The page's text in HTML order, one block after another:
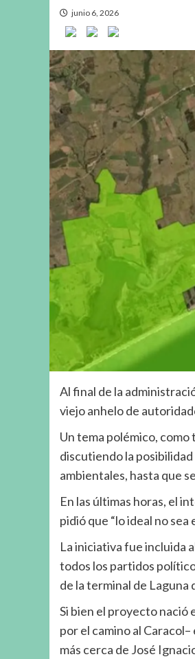
junio 6, 2026
Al final de la
viejo anhelo de
Un tema polémico, como
discutiendo la
ambientales, hasta que
En las últimas horas, el
pidió que “lo ideal no sea
La iniciativa fue incluida
todos los partidos
de la terminal de Laguna
Si bien el proyecto nació
por el camino al
más cerca de José